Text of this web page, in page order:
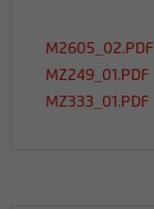
M2605_02.PDF
MZ249_01.PDF
MZ333_01.PDF